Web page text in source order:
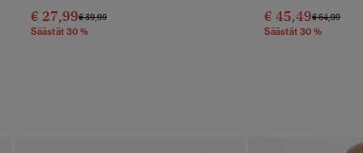
€ 27,99Hinta Alennettu Hinnasta
€ 39,99Hintaan
Säästät 30 %
€ 45,49Hinta
€ 64,99
Säästät 30 %